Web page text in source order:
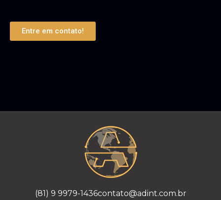
Entre em contato!
(81) 9 9979-1436contato@adint.com.br